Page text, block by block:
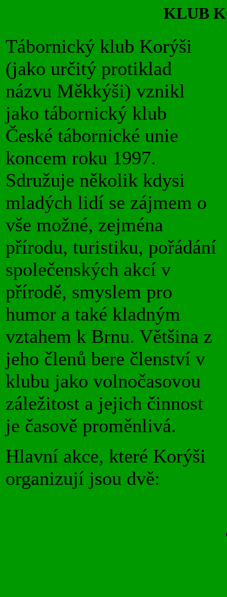
KLUB
Tábornický klub Korýši
(jako určitý protiklad
názvu Měkkýši) vznikl
jako tábornický klub
České tábornické unie
koncem roku 1997.
Sdružuje několik kdysi
mladých lidí se zájmem o
vše možné, zejména
přírodu, turistiku, pořádání
společenských akcí v
přírodě, smyslem pro
humor a také kladným
vztahem k Brnu. Většina z
jeho členů bere členství v
klubu jako volnočasovou
záležitost a jejich činnost
je časově proměnlivá.
Hlavní akce, které Korýši
organizují jsou dvě: